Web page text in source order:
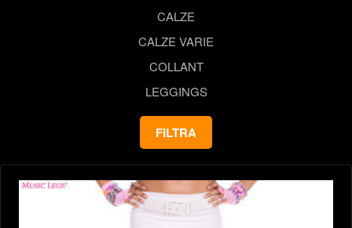
CALZE
CALZE VARIE
COLLANT
LEGGINGS
FILTRA